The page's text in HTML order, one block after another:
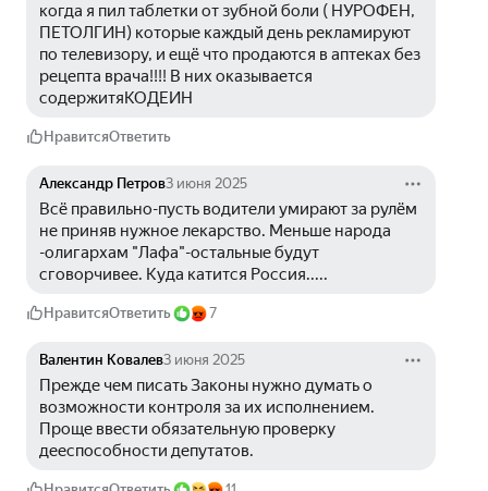
когда я пил таблетки от зубной боли ( НУРОФЕН,
ПЕТОЛГИН) которые каждый день рекламируют
по телевизору, и ещё что продаются в аптеках без
рецепта врача!!!! В них оказывается
содержитяКОДЕИН
НравитсяОтветить
Александр Петров3 июня 2025
Всё правильно-пусть водители умирают за рулём
не приняв нужное лекарство. Меньше народа
-олигархам "Лафа"-остальные будут
сговорчивее. Куда катится Россия.....
НравитсяОтветить 7
Валентин Ковалев3 июня 2025
Прежде чем писать Законы нужно думать о
возможности контроля за их исполнением.
Проще ввести обязательную проверку
дееспособности депутатов.